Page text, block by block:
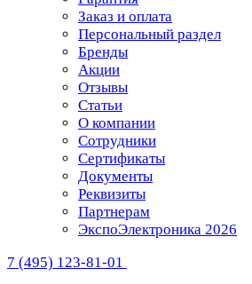
Заказ и оплата
Персональный раздел
Бренды
Акции
Отзывы
Статьи
О компании
Сотрудники
Сертификаты
Документы
Реквизиты
Партнерам
ЭкспоЭлектроника 2026
7 (495) 123-81-01